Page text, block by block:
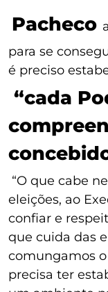
Pacheco
para se
é preciso
“cada
“O que cabe
eleições, ao
confiar e
que cuida das
comungamos
precisa ter